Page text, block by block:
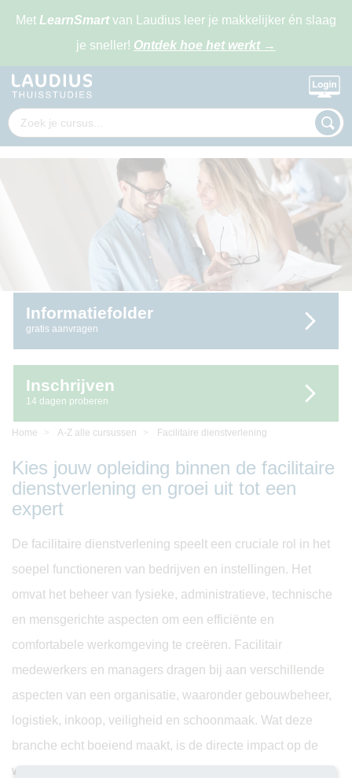
Met LearnSmartvan Laudius leer je makkelijker én slaag
je sneller! Ontdek hoe het werkt →
Informatiefolder
gratis aanvragen
Inschrijven
14 dagen proberen
Home A-Z alle cursussen Facilitaire dienstverlening
Kies jouw opleiding binnen de facilitaire
dienstverlening en groei uit tot een
expert
De facilitaire dienstverlening speelt een cruciale rol in het
soepel functioneren van bedrijven en instellingen. Het
omvat het beheer van fysieke, administratieve, technische
en mensgerichte aspecten om een efficiënte en
comfortabele werkomgeving te creëren. Facilitair
medewerkers en managers dragen bij aan verschillende
aspecten van een organisatie, waaronder gebouwbeheer,
logistiek, inkoop, veiligheid en schoonmaak. Wat deze
branche echt boeiend maakt, is de directe impact op de
werkomgeving. Facilitaire dienstverleners spelen een